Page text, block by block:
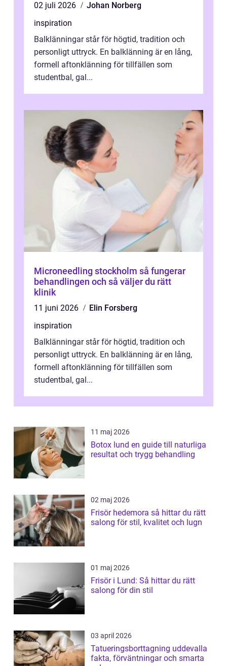
02 juli 2026
Johan Norberg
inspiration
Balklänningar står för högtid, tradition och
personligt uttryck. En balklänning är en lång,
formell aftonklänning för tillfällen som
studentbal, gal...
Microneedling stockholm så fungerar
behandlingen och så väljer du rätt
klinik
11 juni 2026
Elin Forsberg
inspiration
Balklänningar står för högtid, tradition och
personligt uttryck. En balklänning är en lång,
formell aftonklänning för tillfällen som
studentbal, gal...
11 maj 2026
Botox lund en guide till naturliga
resultat och trygg behandling
02 maj 2026
Frisör hedemora så hittar du rätt
salong för stil, kvalitet och lugn
01 maj 2026
Frisör i Lund: Så hittar du rätt
salong för din stil
03 april 2026
Tatueringsborttagning uddevalla
fakta, förväntningar och smarta